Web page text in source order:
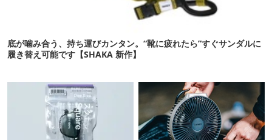
底が噛み合う、持ち運びカンタン。“靴に疲れたら”すぐサンダルに
履き替え可能です【SHAKA 新作】